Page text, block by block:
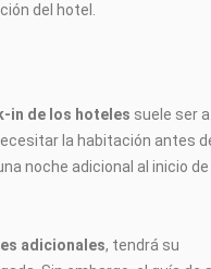
del hotel.
in de los hoteles suele ser
la habitación antes
noche adicional al inicio de
adicionales, tendrá su